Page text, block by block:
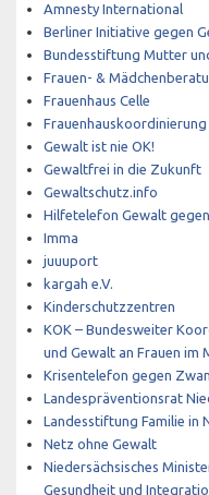
Amnesty International
Berliner Initiative gegen
Bundesstiftung Mutter
Frauen- &
Frauenhaus Celle
Frauenhauskoordinierung
Gewalt ist nie OK!
Gewaltfrei in die Zukunft
Gewaltschutz.info
Hilfetelefon Gewalt
Imma
juuuport
kargah e.V.
Kinderschutzzentren
KOK – Bundesweiter
und Gewalt an Frauen im
Krisentelefon gegen
Landespräventionsrat
Landesstiftung Familie in
Netz ohne Gewalt
Niedersächsisches
Gesundheit und